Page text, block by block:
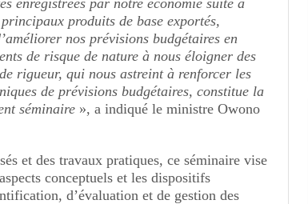
produits de base exportés,
nos prévisions budgétaires en
de risque de nature à nous éloigner des
rigueur, qui nous astreint à renforcer les
de prévisions budgétaires, constitue la
séminaire », a indiqué le ministre Owono
et des travaux pratiques, ce séminaire vise
conceptuels et les dispositifs
d’évaluation et de gestion des